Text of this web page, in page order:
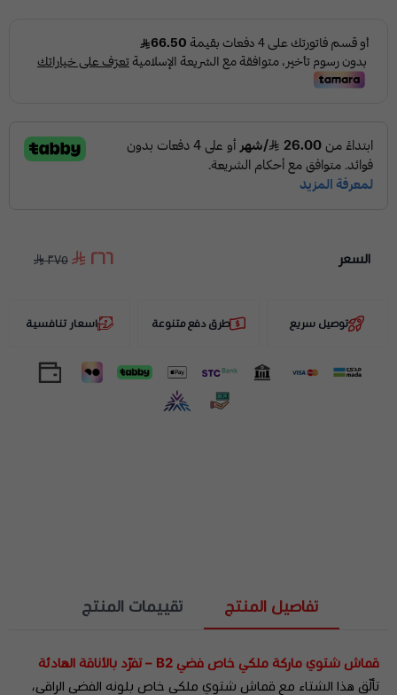
السعر ٢٦٦ ٣٧٥
توصيل سريع طرق دفع متنوعة اسعار تنافسية
تفاصيل المنتج تقييمات المنتج
قماش شتوي ماركة ملكي خاص فضي B2 – تفرّد بالأناقة الهادئة
تألّق هذا الشتاء مع قماش شتوي ملكي خاص بلونه الفضي الراقي،